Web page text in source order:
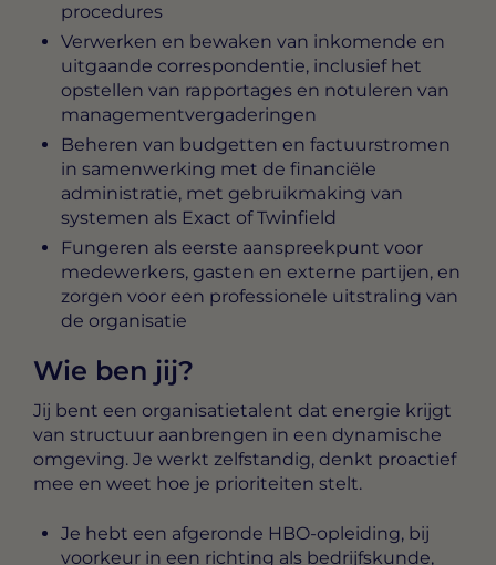
procedures
Verwerken en bewaken van inkomende en
uitgaande correspondentie, inclusief het
opstellen van rapportages en notuleren van
managementvergaderingen
Beheren van budgetten en factuurstromen
in samenwerking met de financiële
administratie, met gebruikmaking van
systemen als Exact of Twinfield
Fungeren als eerste aanspreekpunt voor
medewerkers, gasten en externe partijen, en
zorgen voor een professionele uitstraling van
de organisatie
Wie ben jij?
Jij bent een organisatietalent dat energie krijgt
van structuur aanbrengen in een dynamische
omgeving. Je werkt zelfstandig, denkt proactief
mee en weet hoe je prioriteiten stelt.
Je hebt een afgeronde HBO-opleiding, bij
voorkeur in een richting als bedrijfskunde,